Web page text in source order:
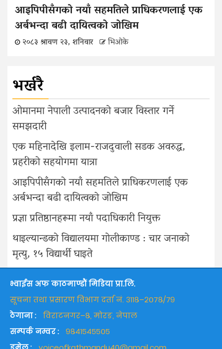
आइपिपीसँगको नयाँ सहमतिले प्राधिकरणलाई एक
अर्बभन्दा बढी दायित्वको जोखिम
२०८३ श्रावण २३, शनिवार भिओके
भर्खरै
ओमानमा नेपाली उत्पादनको बजार विस्तार गर्ने
समझदारी
एक महिनादेखि इलाम-राजदुवाली सडक अवरुद्ध,
प्रहरीको सहयोगमा यात्रा
आइपिपीसँगको नयाँ सहमतिले प्राधिकरणलाई एक
अर्बभन्दा बढी दायित्वको जोखिम
प्रज्ञा प्रतिष्ठानहरूमा नयाँ पदाधिकारी नियुक्त
थाइल्यान्डको विद्यालयमा गोलीकाण्ड : चार जनाको
मृत्यु, १५ विद्यार्थी घाइते
भ्वाईस अफ काठमाण्डौं मिडिया प्रा.लि.
सूचना तथा प्रसारण विभाग दर्ता नं. ३११८–२०७८/७९
ठेगाना :
विराटनगर–८, मोरङ, नेपाल
सम्पर्क नम्वर :
९८४१५४५५०५